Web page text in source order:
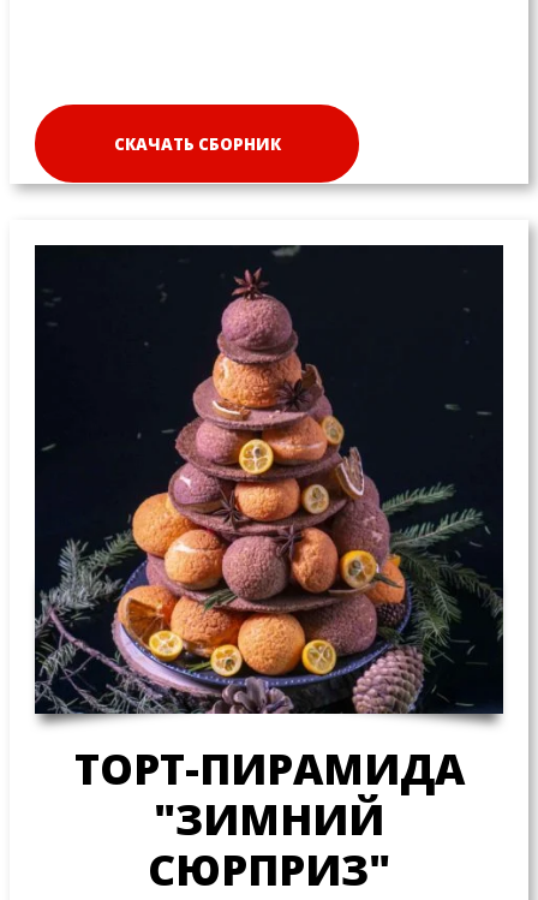
СКАЧАТЬ СБОРНИК
ТОРТ-ПИРАМИДА
"ЗИМНИЙ
СЮРПРИЗ"